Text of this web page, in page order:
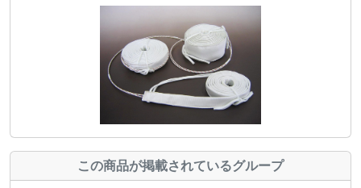
この商品が掲載されているグループ